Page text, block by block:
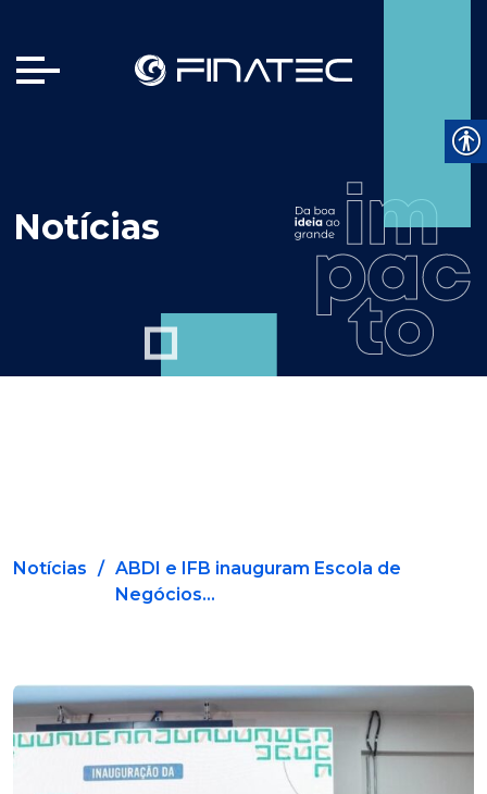
Notícias
Notícias / ABDI e IFB inauguram Escola de
Negócios...